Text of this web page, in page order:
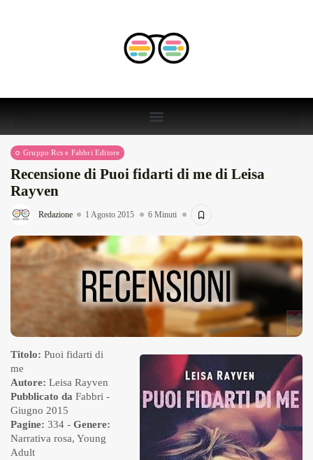
Gruppo Rcs e Fabbri Editore
Recensione di Puoi fidarti di me di Leisa
Rayven
Redazione 1 Agosto 2015 6 Minuti
Titolo: Puoi fidarti di
me
Autore: Leisa Rayven
Pubblicato da Fabbri -
Giugno 2015
Pagine: 334 - Genere:
Narrativa rosa, Young
Adult